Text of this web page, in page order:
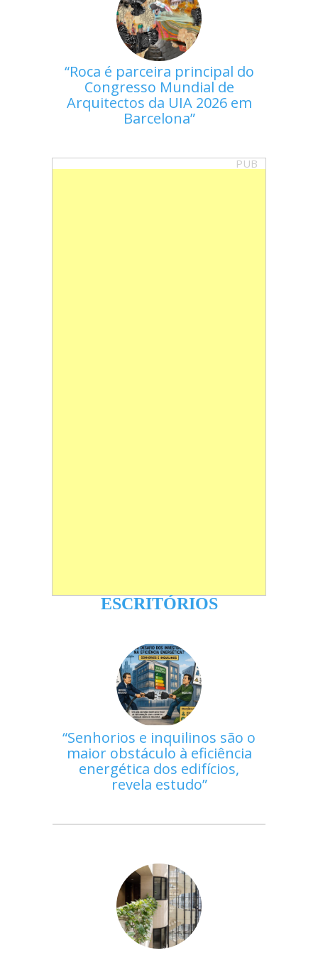
Roca é parceira principal do
Congresso Mundial de
Arquitectos da UIA 2026 em
Barcelona
PUB
ESCRITÓRIOS
Senhorios e inquilinos são o
maior obstáculo à eficiência
energética dos edifícios,
revela estudo